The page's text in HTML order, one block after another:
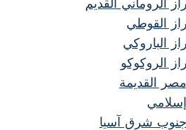
الروماني القديم
القوطي
الباروكي
الروكوكو
القديمة
شرق آسيا